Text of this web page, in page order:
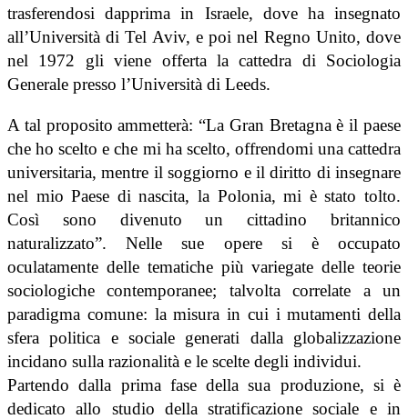
trasferendosi dapprima in Israele, dove ha insegnato
all’Università di Tel Aviv, e poi nel Regno Unito, dove
nel 1972 gli viene offerta la cattedra di Sociologia
Generale presso l’Università di Leeds.
A tal proposito ammetterà: “La Gran Bretagna è il paese
che ho scelto e che mi ha scelto, offrendomi una cattedra
universitaria, mentre il soggiorno e il diritto di insegnare
nel mio Paese di nascita, la Polonia, mi è stato tolto.
Così sono divenuto un cittadino britannico
naturalizzato”. Nelle sue opere si è occupato
oculatamente delle tematiche più variegate delle teorie
sociologiche contemporanee; talvolta correlate a un
paradigma comune: la misura in cui i mutamenti della
sfera politica e sociale generati dalla globalizzazione
incidano sulla razionalità e le scelte degli individui.
Partendo dalla prima fase della sua produzione, si è
dedicato allo studio della stratificazione sociale e in